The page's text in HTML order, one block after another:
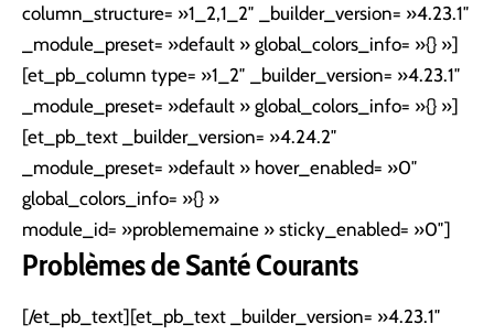
column_structure= »1_2,1_2″ _builder_version= »4.23.1″
_module_preset= »default » global_colors_info= »{} »]
[et_pb_column type= »1_2″ _builder_version= »4.23.1″
_module_preset= »default » global_colors_info= »{} »]
[et_pb_text _builder_version= »4.24.2″
_module_preset= »default » hover_enabled= »0″
global_colors_info= »{} »
module_id= »problememaine » sticky_enabled= »0″]
Problèmes de Santé Courants
[/et_pb_text][et_pb_text _builder_version= »4.23.1″